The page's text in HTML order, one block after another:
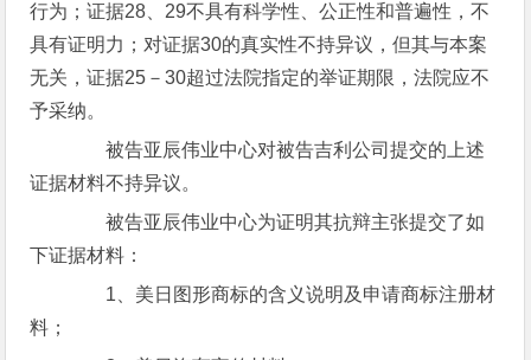
行为；证据28、29不具有科学性、公正性和普遍性，不
具有证明力；对证据30的真实性不持异议，但其与本案
无关，证据25－30超过法院指定的举证期限，法院应不
予采纳。
被告亚辰伟业中心对被告吉利公司提交的上述
证据材料不持异议。
被告亚辰伟业中心为证明其抗辩主张提交了如
下证据材料：
1、美日图形商标的含义说明及申请商标注册材
料；